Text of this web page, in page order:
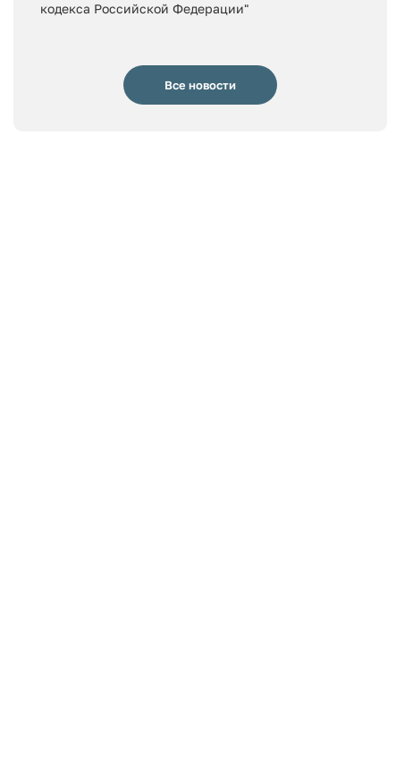
кодекса Российской Федерации"
Все новости